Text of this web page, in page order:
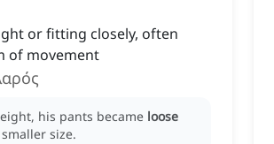
or fitting closely, often
of movement
his pants became loose
size.